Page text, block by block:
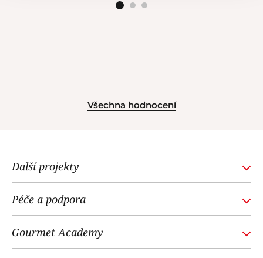
Všechna hodnocení
Další projekty
NOI RESTAURANT
WE LOVE DOGS
Péče a podpora
Gourmet Academy